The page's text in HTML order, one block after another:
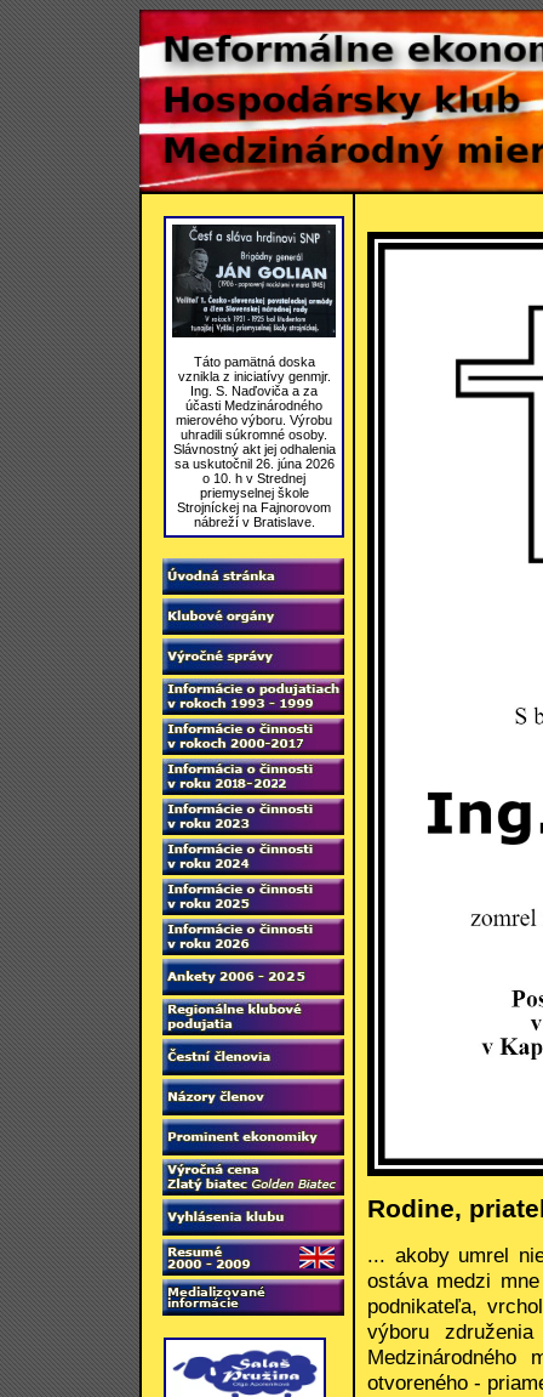
Táto pamätná doska
vznikla z iniciatívy genmjr.
Ing. S. Naďoviča a za
účasti Medzinárodného
mierového výboru. Výrobu
uhradili súkromné osoby.
Slávnostný akt jej odhalenia
sa uskutočnil 26. júna 2026
o 10. h v Strednej
priemyselnej škole
Strojníckej na Fajnorovom
nábreží v Bratislave.
Rodine,
... akoby umrel
ostáva medzi
podnikateľa,
výboru
Medzinárodného
otvoreného -